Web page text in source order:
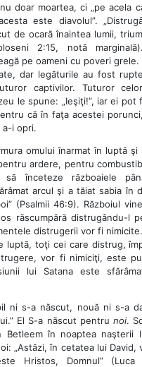
doar moartea, ci „pe acela
este diavolul”.
de ocară înaintea lumii,
2:15, notă
pe oameni cu poveri grele.
dar legăturile au fost
captivilor. Tuturor
le spune: „Ieşiţi!”, iar ei pot
că în faţa acestei
i opri.
omului înarmat în luptă şi
ardere, pentru
să înceteze războaiele
arcul şi a tăiat sabia în
(Psalmii 46:9). Războiul
răscumpără distrugându-l
distrugerii vor fi
luptă, toţi cei care distrug,
vor fi nimiciţi, este
lui Satana este
ni s-a născut, nouă ni s-a
El S-a născut pentru noi.
Betleem în noaptea naşterii
„Astăzi, în cetatea lui David,
Hristos, Domnul”